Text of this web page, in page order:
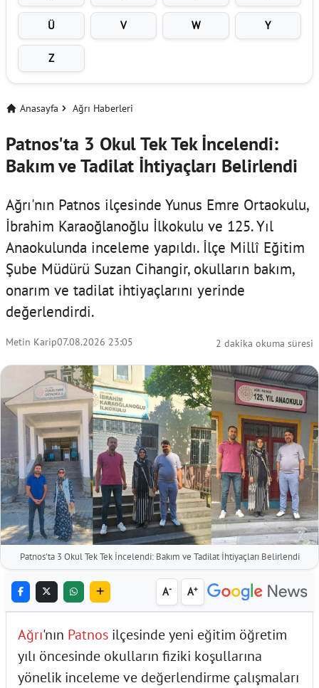
Ü V W Y
Z
Anasayfa Ağrı Haberleri
Patnos'ta 3 Okul Tek Tek İncelendi:
Bakım ve Tadilat İhtiyaçları Belirlendi
Ağrı'nın Patnos ilçesinde Yunus Emre Ortaokulu,
İbrahim Karaoğlanoğlu İlkokulu ve 125. Yıl
Anaokulunda inceleme yapıldı. İlçe Millî Eğitim
Şube Müdürü Suzan Cihangir, okulların bakım,
onarım ve tadilat ihtiyaçlarını yerinde
değerlendirdi.
Metin Karip07.08.2026 23:05 2 dakika okuma süresi
Patnos'ta 3 Okul Tek Tek İncelendi: Bakım ve Tadilat İhtiyaçları Belirlendi
A- A+
Ağrı'nın Patnos ilçesinde yeni eğitim öğretim
yılı öncesinde okulların fiziki koşullarına
yönelik inceleme ve değerlendirme çalışmaları